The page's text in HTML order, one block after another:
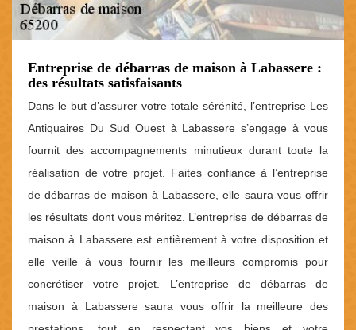
Entreprise de débarras de maison à Labassere :
des résultats satisfaisants
Dans le but d’assurer votre totale sérénité, l’entreprise Les
Antiquaires Du Sud Ouest à Labassere s’engage à vous
fournit des accompagnements minutieux durant toute la
réalisation de votre projet. Faites confiance à l’entreprise
de débarras de maison à Labassere, elle saura vous offrir
les résultats dont vous méritez. L’entreprise de débarras de
maison à Labassere est entièrement à votre disposition et
elle veille à vous fournir les meilleurs compromis pour
concrétiser votre projet. L’entreprise de débarras de
maison à Labassere saura vous offrir la meilleure des